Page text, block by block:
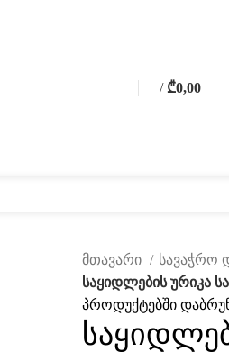
/ ₾0,00
მთავარი სავაჭრო
საყიდლების ურიკა
პროდუქტებში